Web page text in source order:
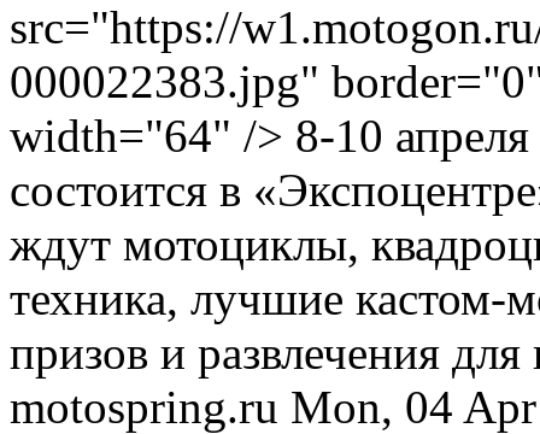
src="https://
000022383.jpg"
width="64" /> 8-10 апреля
состоится в
ждут мотоциклы,
техника, лучшие
призов и развлечения
motospring.ru Mon, 04